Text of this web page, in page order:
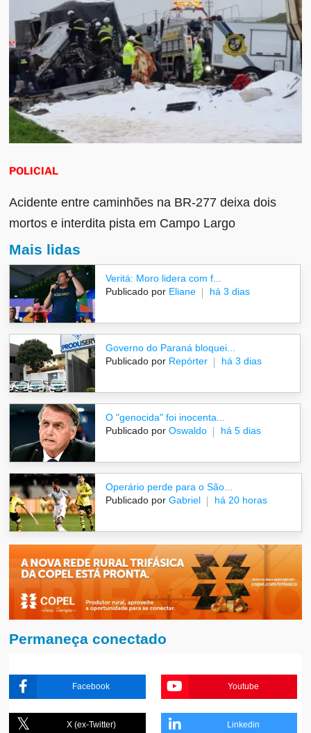
POLICIAL
Acidente entre caminhões na BR-277 deixa dois
mortos e interdita pista em Campo Largo
Mais lidas
Veritá: Moro lidera com f...
Publicado por Eliane há 3 dias
Governo do Paraná bloquei...
Publicado por Repórter há 3 dias
O "genocida" foi inocenta...
Publicado por Oswaldo há 5 dias
Operário perde para o São...
Publicado por Gabriel há 20 horas
Permaneça conectado
Facebook Youtube
X (ex-Twitter) Linkedin